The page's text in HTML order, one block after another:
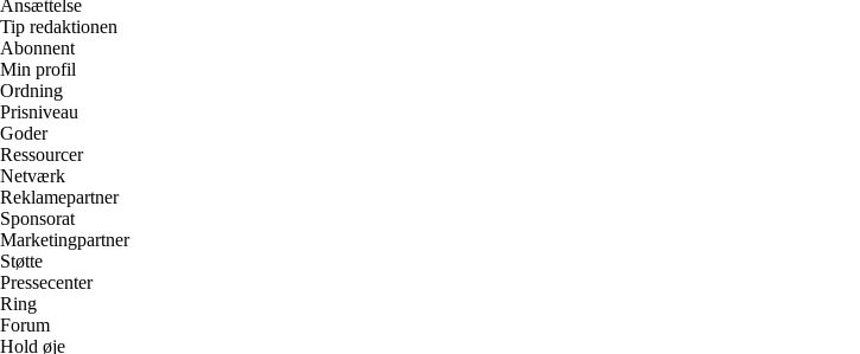
Ansættelse
Tip redaktionen
Abonnent
Min profil
Ordning
Prisniveau
Goder
Ressourcer
Netværk
Reklamepartner
Sponsorat
Marketingpartner
Støtte
Pressecenter
Ring
Forum
Hold øje